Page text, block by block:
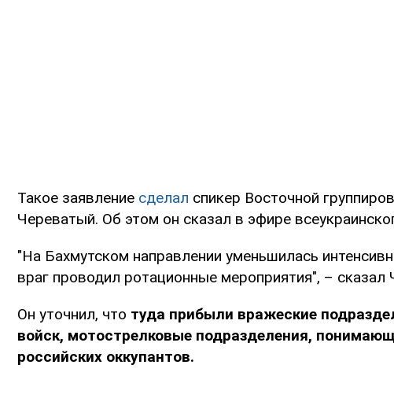
Такое заявление сделал спикер Восточной
Череватый. Об этом он сказал в эфире
"На Бахмутском направлении уменьшилась
враг проводил ротационные мероприятия", – сказал
Он уточнил, что туда прибыли вражеские
войск, мотострелковые подразделения,
российских оккупантов.